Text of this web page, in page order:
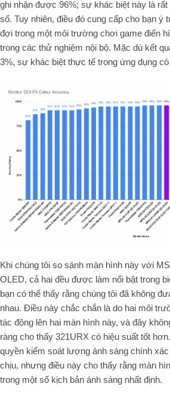
ghi nhận được 96%; sự khác biệt này là
số. Tuy nhiên, điều đó cung cấp cho bạn ý
đợi trong một môi trường chơi game điển
trong các thử nghiệm nội bộ. Mặc dù kết
3%, sự khác biệt thực tế trong ứng dụng
Khi chúng tôi so sánh màn hình này với
OLED, cả hai đều được làm nổi bật trong
bạn có thể thấy rằng chúng tôi đã không
nhau. Điều này chắc chắn là do hai môi
tác động lên hai màn hình này, và đây
ràng cho thấy 321URX có hiệu suất tốt
quyền kiểm soát lượng ánh sáng chính
chịu, nhưng điều này cho thấy rằng màn
trong một số kịch bản ánh sáng nhất định.